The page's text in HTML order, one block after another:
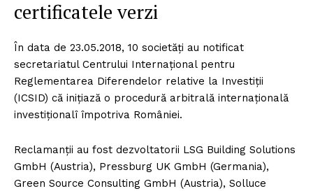
certificatele verzi
În data de 23.05.2018, 10 societăți au notificat
secretariatul Centrului Internațional pentru
Reglementarea Diferendelor relative la Investiții
(ICSID) că inițiază o procedură arbitrală internațională
investiționalî împotriva României.
Reclamanții au fost dezvoltatorii LSG Building Solutions
GmbH (Austria), Pressburg UK GmbH (Germania),
Green Source Consulting GmbH (Austria), Solluce